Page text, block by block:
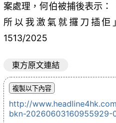
案處理，何伯被捕後表示：
所以我激氣就攞刀插佢
1513/2025
東方原文連結
http://
bkn-20260603160955929-